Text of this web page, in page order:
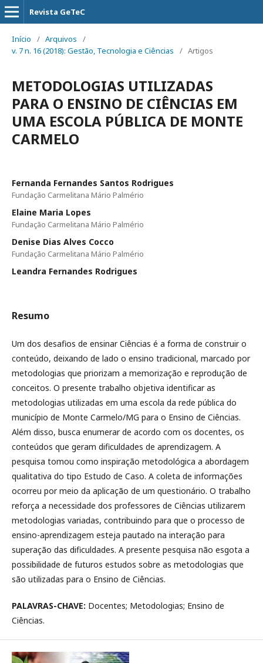
Revista GeTeC
Início / Arquivos
/
v. 7 n. 16 (2018): Gestão, Tecnologia e Ciências
/ Artigos
METODOLOGIAS UTILIZADAS
PARA O ENSINO DE CIÊNCIAS EM
UMA ESCOLA PÚBLICA DE MONTE
CARMELO
Fernanda Fernandes Santos Rodrigues
Fundação Carmelitana Mário Palmério
Elaine Maria Lopes
Fundação Carmelitana Mário Palmério
Denise Dias Alves Cocco
Fundação Carmelitana Mário Palmério
Leandra Fernandes Rodrigues
Resumo
Um dos desafios de ensinar Ciências é a forma de construir o
conteúdo, deixando de lado o ensino tradicional, marcado por
metodologias que priorizam a memorização e reprodução de
conceitos. O presente trabalho objetiva identificar as
metodologias utilizadas em uma escola da rede pública do
município de Monte Carmelo/MG para o Ensino de Ciências.
Além disso, busca enumerar de acordo com os docentes, os
conteúdos que geram dificuldades de aprendizagem. A
pesquisa tomou como inspiração metodológica a abordagem
qualitativa do tipo Estudo de Caso. A coleta de informações
ocorreu por meio da aplicação de um questionário. O trabalho
reforça a necessidade dos professores de Ciências utilizarem
metodologias variadas, contribuindo para que o processo de
ensino-aprendizagem esteja pautado na interação para
superação das dificuldades. A presente pesquisa não esgota a
possibilidade de futuros estudos sobre as metodologias que
são utilizadas para o Ensino de Ciências.
PALAVRAS-CHAVE: Docentes; Metodologias; Ensino de
Ciências.